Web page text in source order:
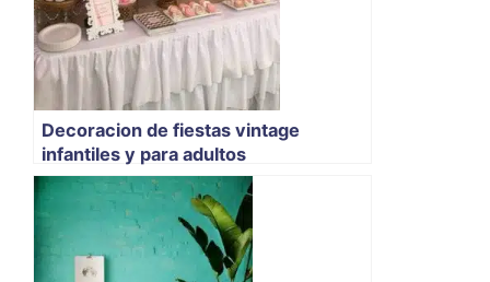
Decoracion de fiestas vintage
infantiles y para adultos